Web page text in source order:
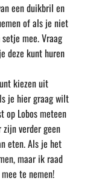
een duikbril en
of als je niet
mee. Vraag
deze kunt huren
kiezen uit
je hier graag wilt
op Lobos meteen
zijn verder geen
eten. Als je het
maar ik raad
te nemen!